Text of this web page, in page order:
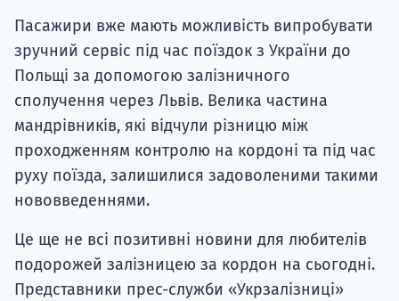
Пасажири вже мають можливість випробувати
зручний сервіс під час поїздок з України до
Польщі за допомогою залізничного
сполучення через Львів. Велика частина
мандрівників, які відчули різницю між
проходженням контролю на кордоні та під час
руху поїзда, залишилися задоволеними такими
нововведеннями.
Це ще не всі позитивні новини для любителів
подорожей залізницею за кордон на сьогодні.
Представники прес-служби «Укрзалізниці»